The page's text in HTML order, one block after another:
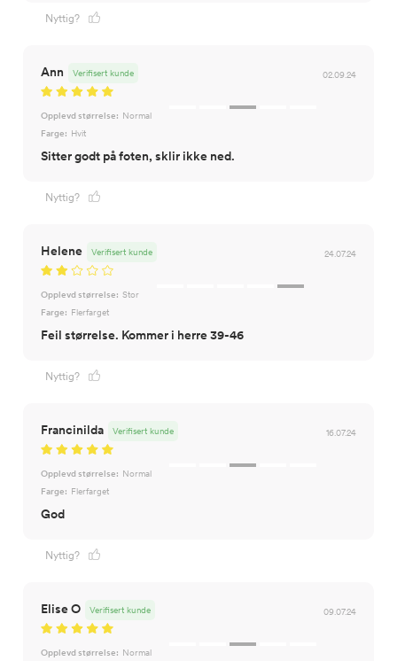
Nyttig?
Ann 02.09.24
Verifisert kunde
Opplevd størrelse: Normal
Farge: Hvit
Sitter godt på foten, sklir ikke ned.
Nyttig?
Helene 24.07.24
Verifisert kunde
Opplevd størrelse: Stor
Farge: Flerfarget
Feil størrelse. Kommer i herre 39-46
Nyttig?
Francinilda 16.07.24
Verifisert kunde
Opplevd størrelse: Normal
Farge: Flerfarget
God
Nyttig?
Elise O 09.07.24
Verifisert kunde
Opplevd størrelse: Normal